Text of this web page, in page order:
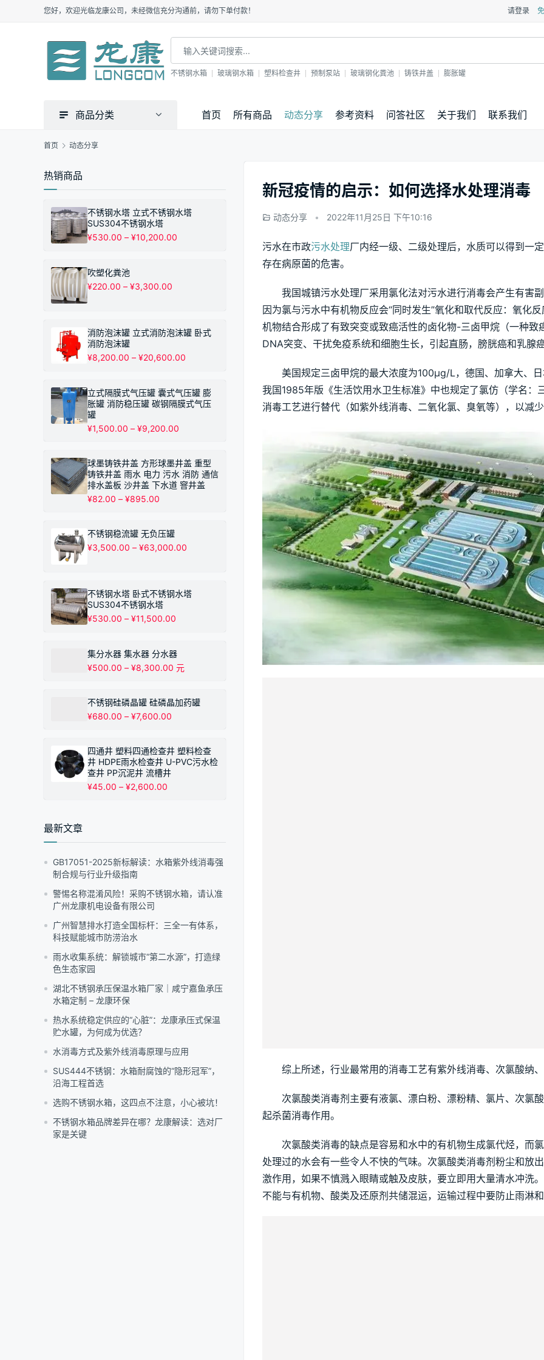
您好，欢迎光临龙康公司，未经微信充分沟通前，请勿下单付款！ 请登录
不锈钢水箱 玻璃钢水箱 塑料检查井 预制泵站 玻璃钢化粪池 铸铁井盖 膨胀罐
商品分类 首页 所有商品 动态分享 参考资料 问答社区 关于我们 联系我们
首页 动态分享
新冠疫情的启示：如何选择水处理消毒
动态分享 • 2022年11月25日 下午10:16
污水在市政污水处理厂内经一级、二级处理后，水质可以得到一
存在病原菌的危害。
我国城镇污水处理厂采用氯化法对污水进行消毒会产生有害
因为氯与污水中有机物反应会“同时发生”氧化和取代反应：氧化
机物结合形成了有致突变或致癌活性的卤化物-三卤甲烷（一种
DNA突变、干扰免疫系统和细胞生长，引起直肠，膀胱癌和乳腺癌
美国规定三卤甲烷的最大浓度为100μg/L，德国、加拿大、
我国1985年版《生活饮用水卫生标准》中也规定了氯仿（学名
消毒工艺进行替代（如紫外线消毒、二氧化氯、臭氧等），以减少
综上所述，行业最常用的消毒工艺有紫外线消毒、次氯酸纳、
次氯酸类消毒剂主要有液氯、漂白粉、漂粉精、氯片、次氯
起杀菌消毒作用。
次氯酸类消毒的缺点是容易和水中的有机物生成氯代烃，而
处理过的水会有一些令人不快的气味。次氯酸类消毒剂粉尘和放
激作用，如果不慎溅入眼睛或触及皮肤，要立即用大量清水冲洗
不能与有机物、酸类及还原剂共储混运，运输过程中要防止雨淋
热销商品
不锈钢水塔 立式不锈钢水塔
SUS304不锈钢水塔
¥530.00 – ¥10,200.00
吹塑化粪池
¥220.00 – ¥3,300.00
¥220.00
至
消防泡沫罐 立式消防泡沫罐 卧式
消防泡沫罐
¥8,200.00 – ¥20,600.00
围：
¥8,200.00
至
立式隔膜式气压罐 囊式气压罐 膨
胀罐 消防稳压罐 碳钢隔膜式气压
罐
¥1,500.00 – ¥9,200.00
围：
¥1,500.00
至
球墨铸铁井盖 方形球墨井盖 重型
铸铁井盖 雨水 电力 污水 消防 通信
排水盖板 沙井盖 下水道 窨井盖
¥82.00 – ¥895.00
围：
¥82.00
至
不锈钢稳流罐 无负压罐
¥3,500.00 – ¥63,000.00
¥3,500.00
至
不锈钢水塔 卧式不锈钢水塔
SUS304不锈钢水塔
¥530.00 – ¥11,500.00
围：
¥530.00
至
集分水器 集水器 分水器
¥500.00 – ¥8,300.00 价
围：
元
不锈钢硅磷晶罐 硅磷晶加药罐
¥680.00 – ¥7,600.00
围：
¥680.00
四通井 塑料四通检查井 塑料检查
井 HDPE雨水检查井 U-PVC污水检
查井 PP沉泥井 流槽井
¥45.00 – ¥2,600.00
至
最新文章
GB17051-2025新标解读：水箱紫外线消毒强
制合规与行业升级指南
警惕名称混淆风险！采购不锈钢水箱，请认准
广州龙康机电设备有限公司
广州智慧排水打造全国标杆：三全一有体系，
科技赋能城市防涝治水
雨水收集系统：解锁城市“第二水源”，打造绿
色生态家园
湖北不锈钢承压保温水箱厂家｜咸宁嘉鱼承压
水箱定制 – 龙康环保
热水系统稳定供应的“心脏”：龙康承压式保温
贮水罐，为何成为优选？
水消毒方式及紫外线消毒原理与应用
SUS444不锈钢：水箱耐腐蚀的“隐形冠军”，
沿海工程首选
选购不锈钢水箱，这四点不注意，小心被坑！
不锈钢水箱品牌差异在哪？龙康解读：选对厂
家是关键